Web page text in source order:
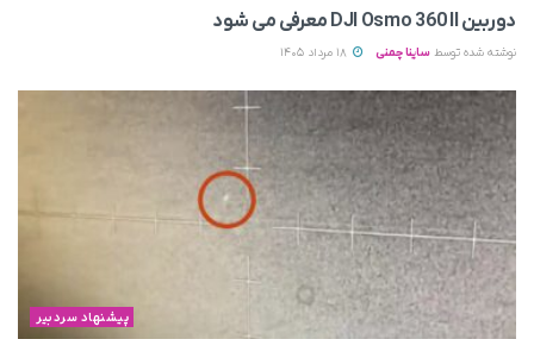
دوربین DJI Osmo 360 II معرفی می‌ شود
نوشته شده توسط ساینا چمنی
پیشنهاد سردبیر